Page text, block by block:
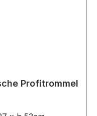
Profitrommel